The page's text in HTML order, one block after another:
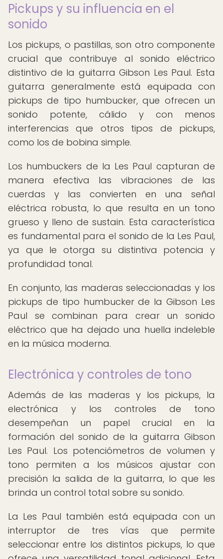
Pickups y su influencia en el
sonido
Los pickups, o pastillas, son otro componente
crucial que contribuye al sonido eléctrico
distintivo de la guitarra Gibson Les Paul. Esta
guitarra generalmente está equipada con
pickups de tipo humbucker, que ofrecen un
sonido potente, cálido y con menos
interferencias que otros tipos de pickups,
como los de bobina simple.
Los humbuckers de la Les Paul capturan de
manera efectiva las vibraciones de las
cuerdas y las convierten en una señal
eléctrica robusta, lo que resulta en un tono
grueso y lleno de sustain. Esta característica
es fundamental para el sonido de la Les Paul,
ya que le otorga su distintiva potencia y
profundidad tonal.
En conjunto, las maderas seleccionadas y los
pickups de tipo humbucker de la Gibson Les
Paul se combinan para crear un sonido
eléctrico que ha dejado una huella indeleble
en la música moderna.
Electrónica y controles de tono
Además de las maderas y los pickups, la
electrónica y los controles de tono
desempeñan un papel crucial en la
formación del sonido de la guitarra Gibson
Les Paul. Los potenciómetros de volumen y
tono permiten a los músicos ajustar con
precisión la salida de la guitarra, lo que les
brinda un control total sobre su sonido.
La Les Paul también está equipada con un
interruptor de tres vías que permite
seleccionar entre los distintos pickups, lo que